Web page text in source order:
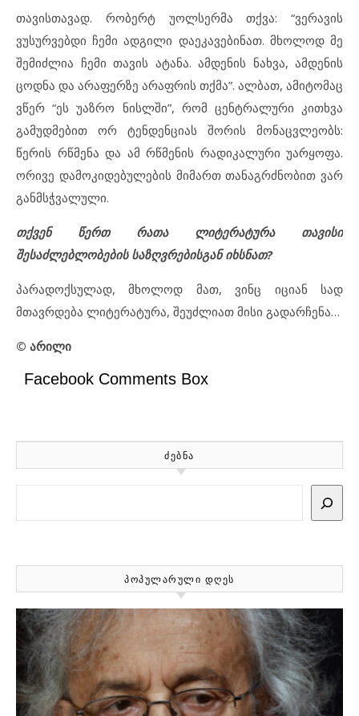
თავისთავად. რობერტ უოლსერმა თქვა: “ვერავის
ვუსურვებდი ჩემი ადგილი დაეკავებინათ. მხოლოდ მე
შემიძლია ჩემი თავის ატანა. ამდენის ნახვა, ამდენის
ცოდნა და არაფერზე არაფრის თქმა”. ალბათ, ამიტომაც
ვწერ “ეს უაზრო ნისლში”, რომ ცენტრალური კითხვა
გამუდმებით ორ ტენდენციას შორის მონაცვლეობს:
წერის რწმენა და ამ რწმენის რადიკალური უარყოფა.
ორივე დამოკიდებულების მიმართ თანაგრძნობით ვარ
განმსჭვალული.
თქვენ წერთ რათა ლიტერატურა თავისი
შესაძლებლობების საზღვრებისგან იხსნათ?
პარადოქსულად, მხოლოდ მათ, ვინც იციან სად
მთავრდება ლიტერატურა, შეუძლიათ მისი გადარჩენა…
© არილი
Facebook Comments Box
ᲫᲔᲑᲜᲐ
ᲞᲝᲞᲣᲚᲐᲠᲣᲚᲘ ᲓᲦᲔᲡ